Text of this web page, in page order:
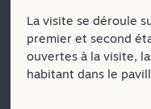
La visite se déroule
premier et second
ouvertes à la visite,
habitant dans le